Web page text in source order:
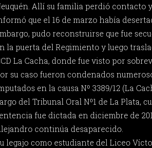
Allí su familia perdió contacto
que el 16 de marzo había
pudo reconstruirse que fue
la puerta del Regimiento y luego
La Cacha, donde fue visto por
su caso fueron condenados
en la causa Nº 3389/12 (La
del Tribunal Oral Nº1 de La Plata,
fue dictada en diciembre de
continúa desaparecido.
legajo como estudiante del Liceo